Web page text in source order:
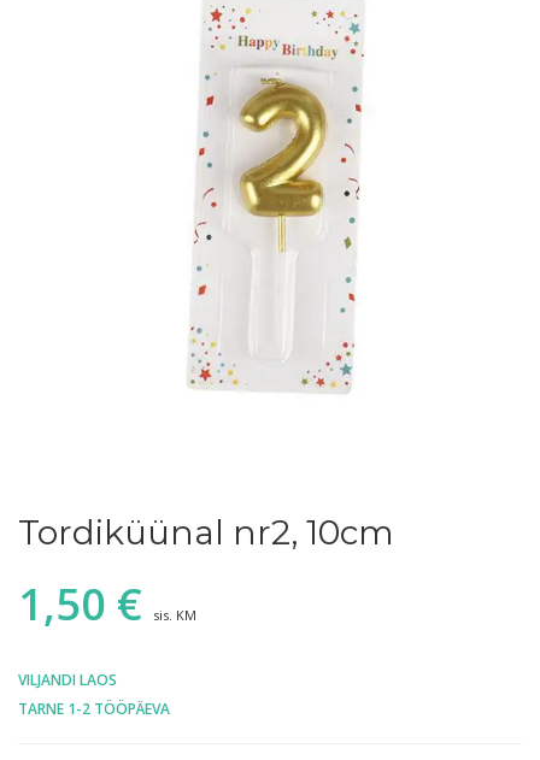
Tordiküünal nr2, 10cm
1,50 € sis. KM
VILJANDI LAOS
TARNE 1-2 TÖÖPÄEVA